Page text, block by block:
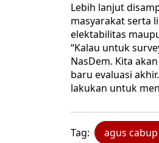
Lebih lanjut
masyarakat serta
elektabilitas
“Kalau untuk
NasDem. Kita
baru evaluasi
lakukan untuk
Tag: agus